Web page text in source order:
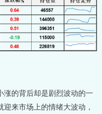
的背后却是剧烈波动的一
来市场上的情绪大波动，